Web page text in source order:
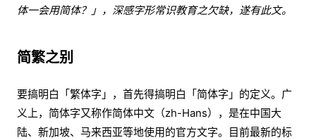
体一会用简体？」，深感字形常识教育之欠缺，遂有此文。
简繁之别
要搞明白「繁体字」，首先得搞明白「简体字」的定义。广
义上，简体字又称作简体中文（zh-Hans），是在中国大
陆、新加坡、马来西亚等地使用的官方文字。目前最新的标